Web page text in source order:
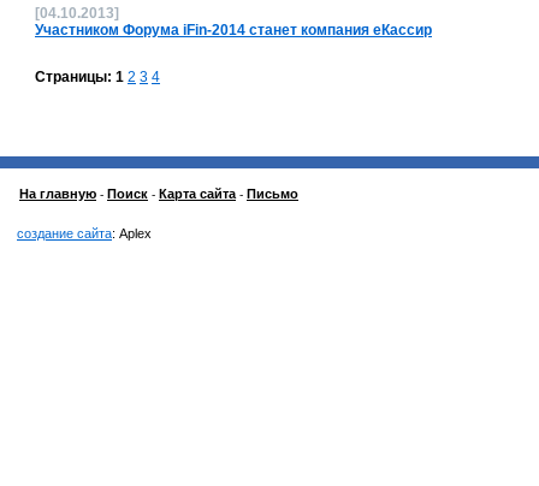
[04.10.2013]
Участником Форума iFin-2014 станет компания еКассир
Страницы: 1 2 3 4
На главную - Поиск - Карта сайта - Письмо
создание сайта: Aplex